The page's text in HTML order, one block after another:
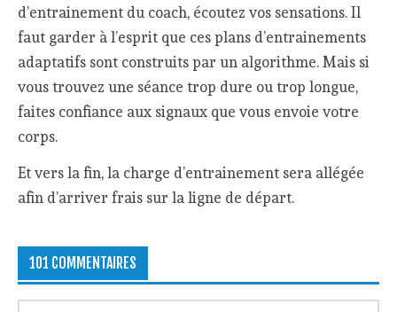
d’entrainement du coach, écoutez vos sensations. Il
faut garder à l’esprit que ces plans d’entrainements
adaptatifs sont construits par un algorithme. Mais si
vous trouvez une séance trop dure ou trop longue,
faites confiance aux signaux que vous envoie votre
corps.
Et vers la fin, la charge d’entrainement sera allégée
afin d’arriver frais sur la ligne de départ.
101 COMMENTAIRES